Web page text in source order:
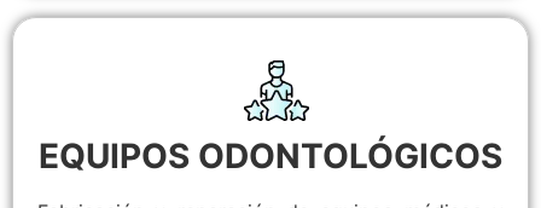
EQUIPOS ODONTOLÓGICOS